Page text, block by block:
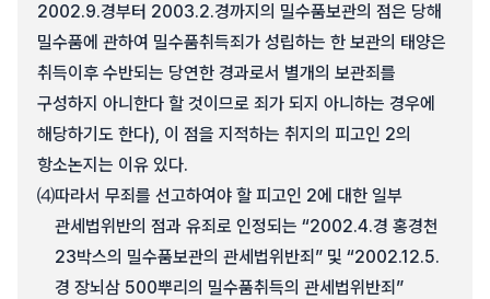
2002.9.경부터 2003.2.경까지의 밀수품보관의 점은 당해
밀수품에 관하여 밀수품취득죄가 성립하는 한 보관의 태양은
취득이후 수반되는 당연한 경과로서 별개의 보관죄를
구성하지 아니한다 할 것이므로 죄가 되지 아니하는 경우에
해당하기도 한다), 이 점을 지적하는 취지의 피고인 2의
항소논지는 이유 있다.
⑷따라서 무죄를 선고하여야 할 피고인 2에 대한 일부
관세법위반의 점과 유죄로 인정되는 “2002.4.경 홍경천
23박스의 밀수품보관의 관세법위반죄” 및 “2002.12.5.
경 장뇌삼 500뿌리의 밀수품취득의 관세법위반죄”